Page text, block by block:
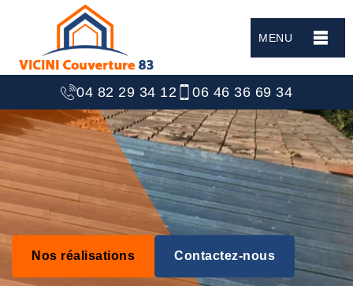
MENU
04 82 29 34 12 06 46 36 69 34
Nos réalisations Contactez-nous